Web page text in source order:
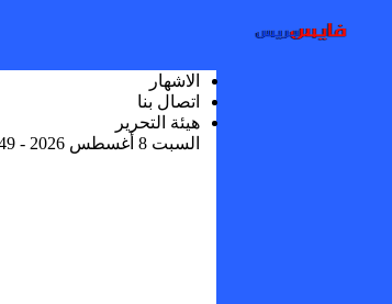
الاشهار
اتصال بنا
هيئة التحرير
السبت 8 أغسطس 2026 - 8:49 صباحًا